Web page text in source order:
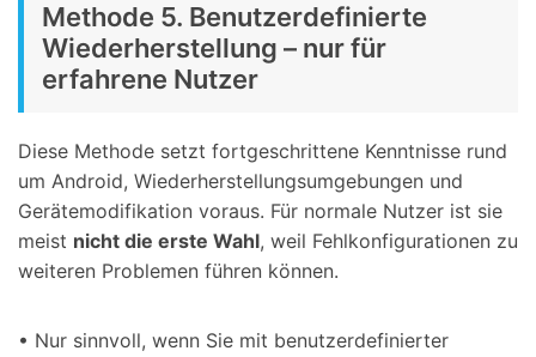
Methode 5. Benutzerdefinierte
Wiederherstellung – nur für
erfahrene Nutzer
Diese Methode setzt fortgeschrittene Kenntnisse rund
um Android, Wiederherstellungsumgebungen und
Gerätemodifikation voraus. Für normale Nutzer ist sie
meist nicht die erste Wahl, weil Fehlkonfigurationen zu
weiteren Problemen führen können.
• Nur sinnvoll, wenn Sie mit benutzerdefinierter